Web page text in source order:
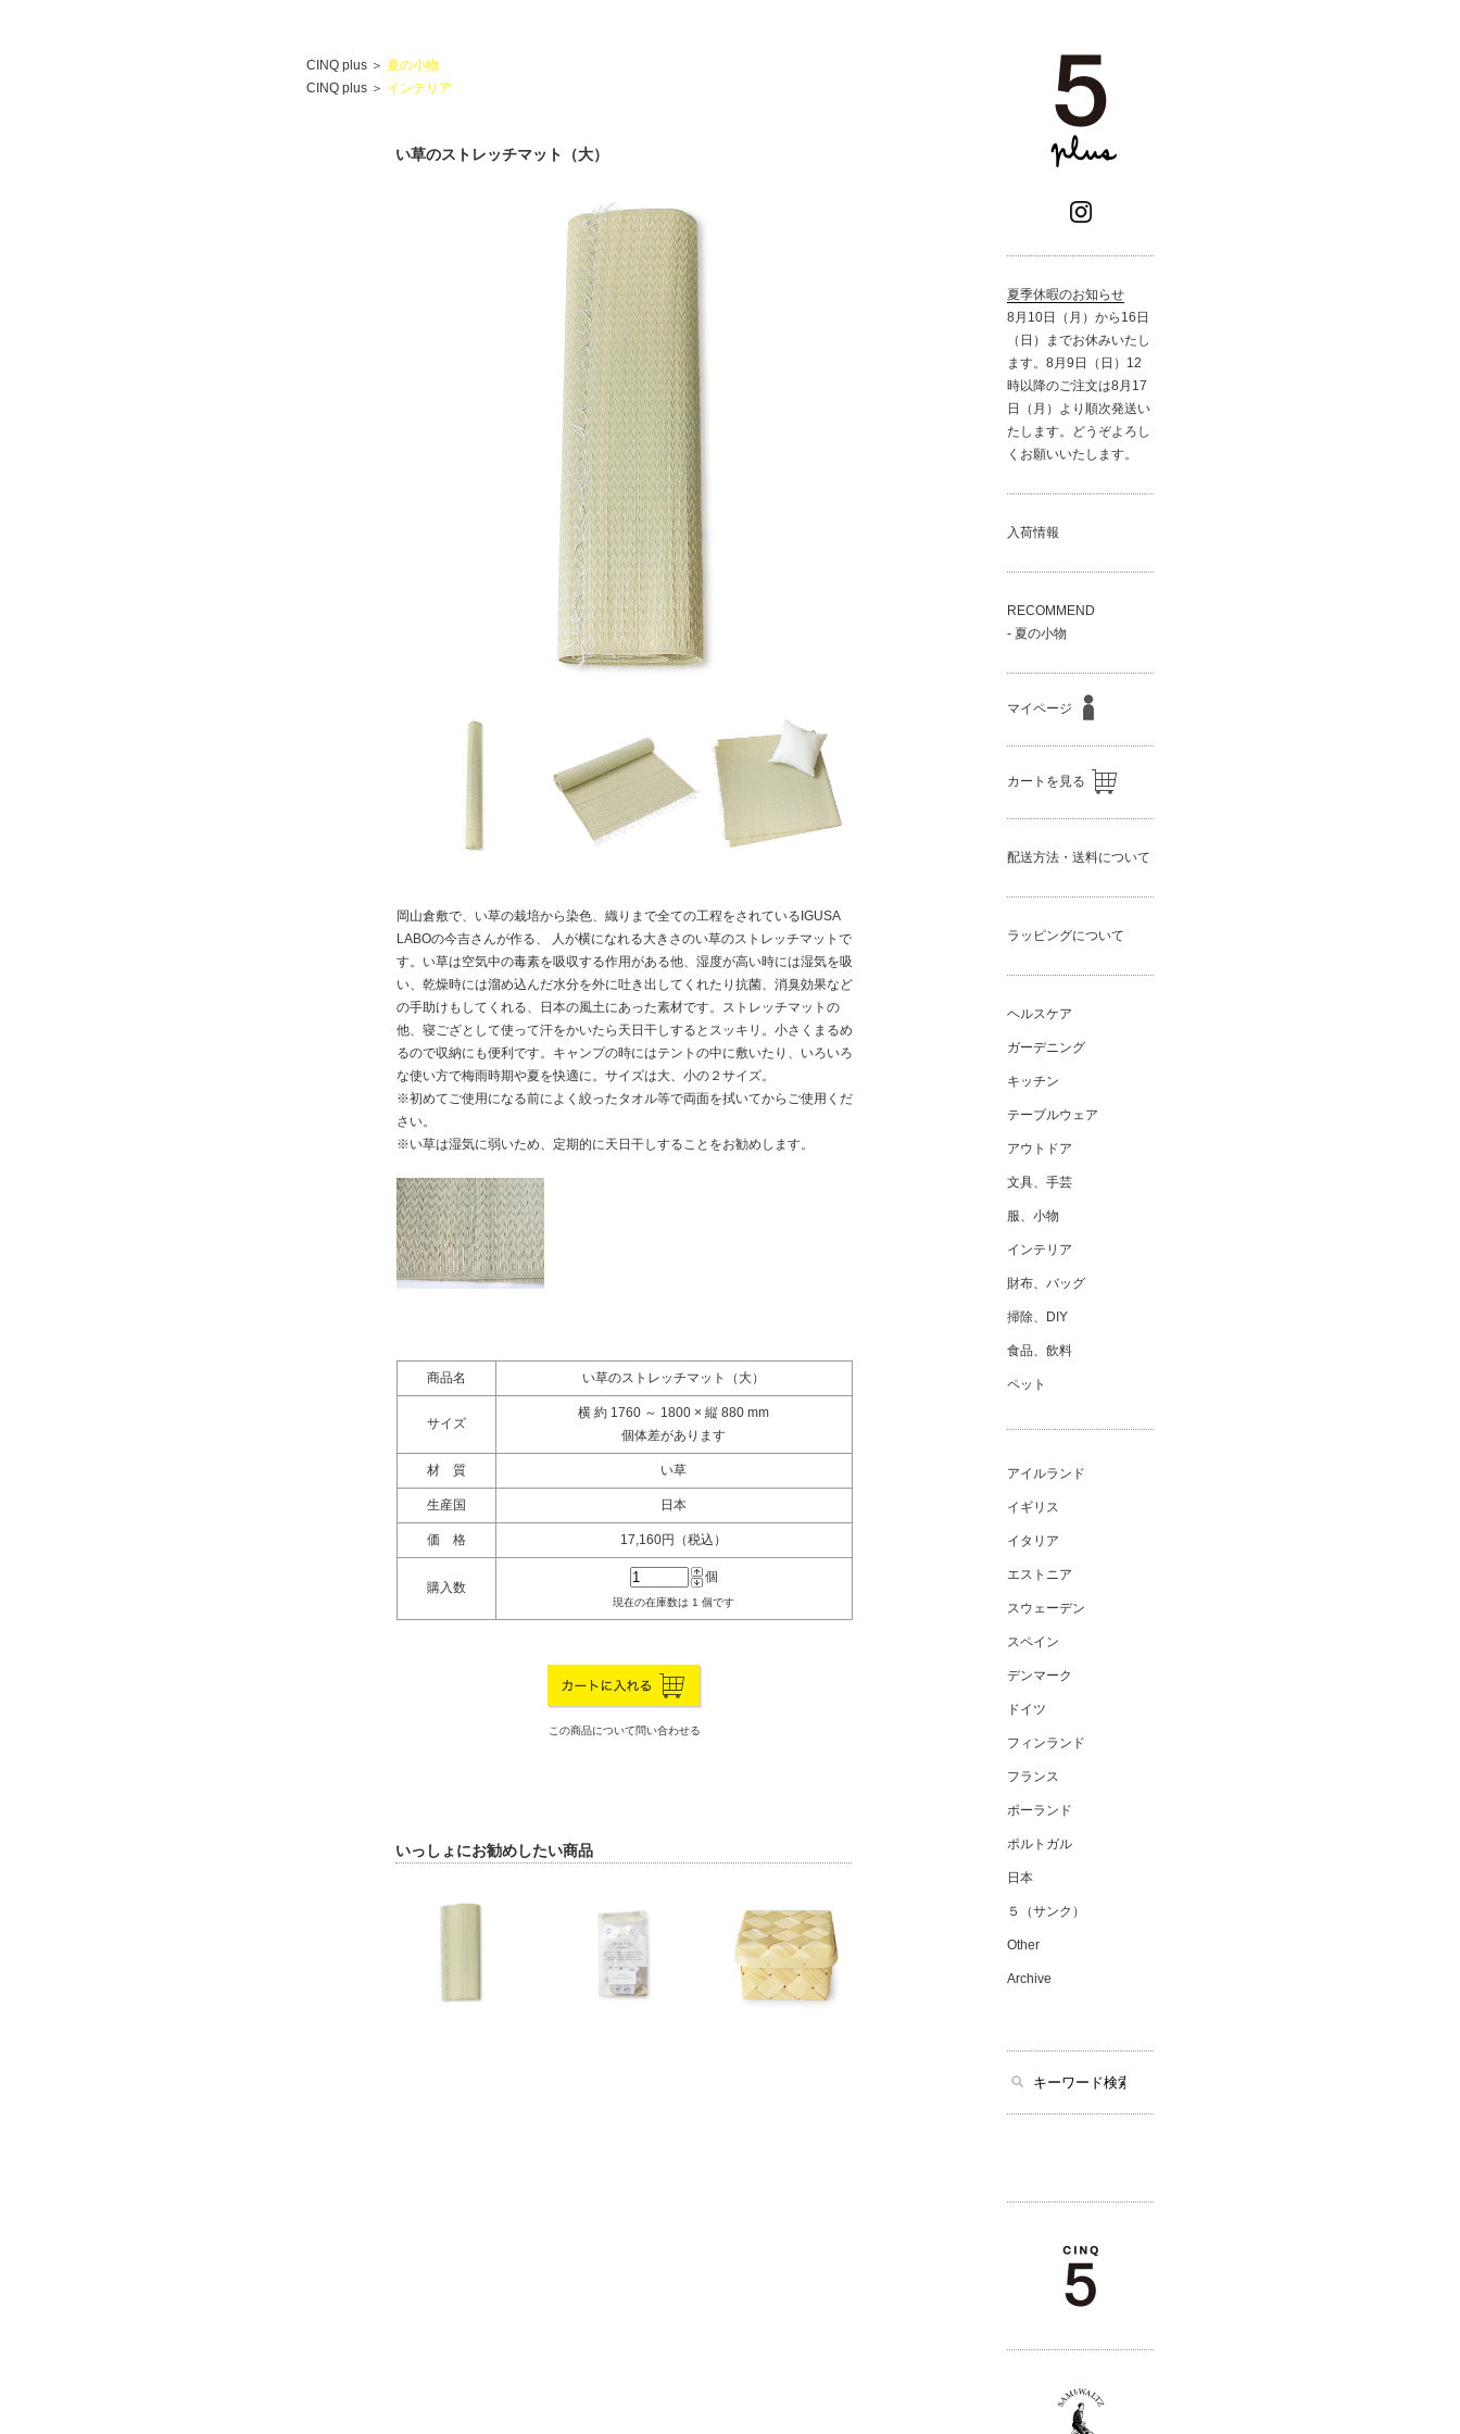
CINQ plus ＞ 夏の小物
CINQ plus ＞ インテリア
い草のストレッチマット（大）
岡山倉敷で、い草の栽培から染色、織りまで全ての工程をされているIGUSA
LABOの今吉さんが作る、 人が横になれる大きさのい草のストレッチマットで
す。い草は空気中の毒素を吸収する作用がある他、湿度が高い時には湿気を吸
い、乾燥時には溜め込んだ水分を外に吐き出してくれたり抗菌、消臭効果など
の手助けもしてくれる、日本の風土にあった素材です。ストレッチマットの
他、寝ござとして使って汗をかいたら天日干しするとスッキリ。小さくまるめ
るので収納にも便利です。キャンプの時にはテントの中に敷いたり、いろいろ
な使い方で梅雨時期や夏を快適に。サイズは大、小の２サイズ。
※初めてご使用になる前によく絞ったタオル等で両面を拭いてからご使用くだ
さい。
※い草は湿気に弱いため、定期的に天日干しすることをお勧めします。
商品名 い草のストレッチマット（大）
サイズ
横 約 1760 ～ 1800 × 縦 880 mm
個体差があります
材 質 い草
生産国 日本
価 格 17,160円（税込）
購入数
個
現在の在庫数は 1 個です
この商品について問い合わせる
いっしょにお勧めしたい商品
夏季休暇のお知らせ
8月10日（月）から16日
（日）までお休みいたし
ます。8月9日（日）12
時以降のご注文は8月17
日（月）より順次発送い
たします。どうぞよろし
くお願いいたします。
入荷情報
RECOMMEND
- 夏の小物
マイページ
カートを見る
配送方法・送料について
ラッピングについて
ヘルスケア
ガーデニング
キッチン
テーブルウェア
アウトドア
文具、手芸
服、小物
インテリア
財布、バッグ
掃除、DIY
食品、飲料
ペット
アイルランド
イギリス
イタリア
エストニア
スウェーデン
スペイン
デンマーク
ドイツ
フィンランド
フランス
ポーランド
ポルトガル
日本
５（サンク）
Other
Archive